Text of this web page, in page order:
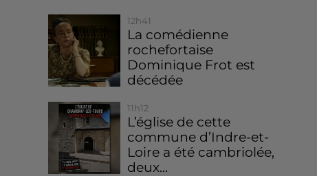
12h41
La comédienne
rochefortaise
Dominique Frot est
décédée
11h12
L’église de cette
commune d’Indre-et-
Loire a été cambriolée,
deux...